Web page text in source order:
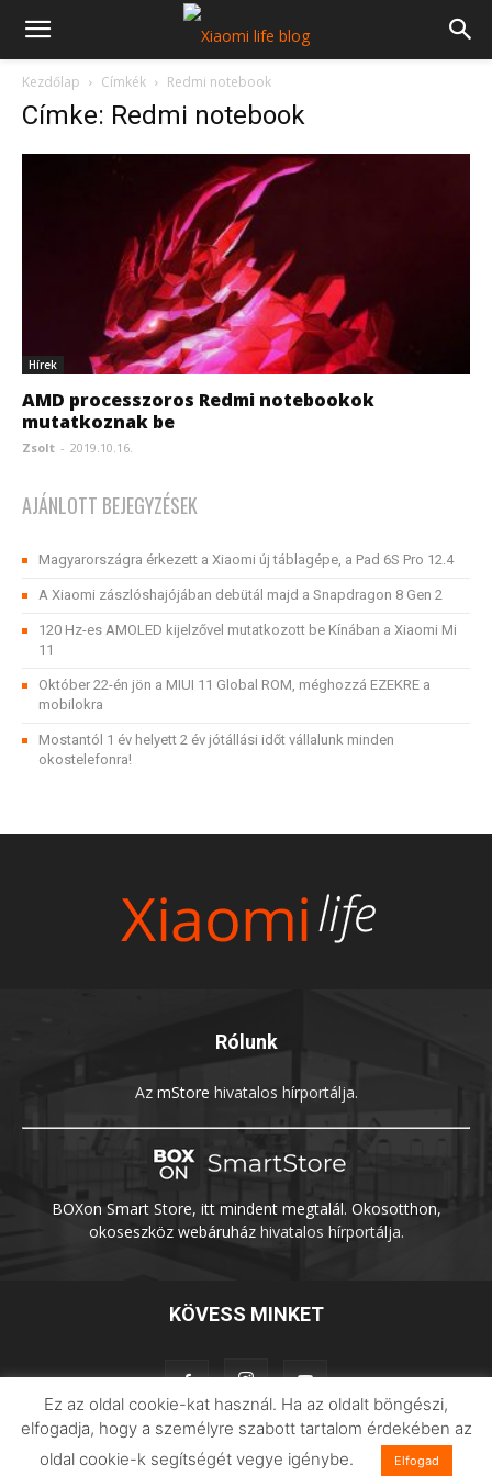
Kezdőlap Címkék Redmi notebook
Címke: Redmi notebook
Hírek
AMD processzoros Redmi notebookok
mutatkoznak be
Zsolt - 2019.10.16.
AJÁNLOTT BEJEGYZÉSEK
Magyarországra érkezett a Xiaomi új táblagépe, a Pad 6S Pro 12.4
A Xiaomi zászlóshajójában debütál majd a Snapdragon 8 Gen 2
120 Hz-es AMOLED kijelzővel mutatkozott be Kínában a Xiaomi Mi
11
Október 22-én jön a MIUI 11 Global ROM, méghozzá EZEKRE a
mobilokra
Mostantól 1 év helyett 2 év jótállási időt vállalunk minden
okostelefonra!
Rólunk
Az mStore hivatalos hírportálja.
BOXon Smart Store, itt mindent megtalál. Okosotthon,
okoseszköz webáruházhivatalos hírportálja.
KÖVESS MINKET
Adatvédelem Impresszum Imilab
Ez az oldal cookie-kat használ. Ha az oldalt böngészi,
elfogadja, hogy a személyre szabott tartalom érdekében az
oldal cookie-k segítségét vegye igénybe.
Elfogad